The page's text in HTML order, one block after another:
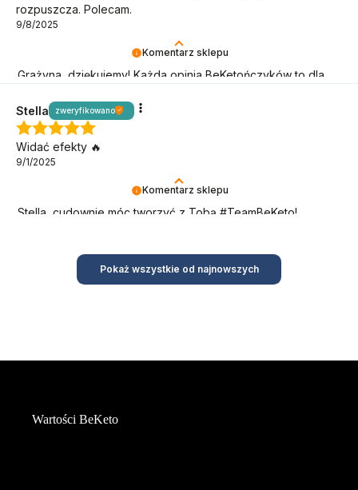
Komentarz sklepu
Grażyna, dziękujemy! Każda opinia BeKetończyków to dla
rozpuszcza. Polecam.
9/8/2025
Komentarz sklepu
Stella, cudownie móc tworzyć z Tobą #TeamBeKeto!
Stella zweryfikowano
Widać efekty 🔥
9/1/2025
Pokaż wszystkie od najnowszych
Wartości BeKeto